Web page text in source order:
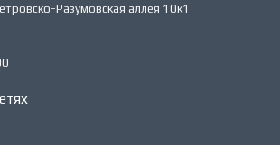
Разумовская аллея 10к1